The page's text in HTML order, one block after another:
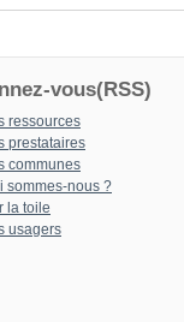
vous(RSS)
ressources
prestataires
communes
sommes-nous ?
la toile
usagers